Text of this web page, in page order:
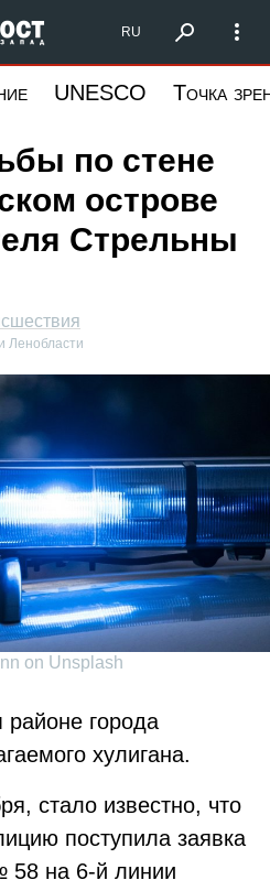
Северо-Запад
RU
UNESCO Точка
по стене
острове
Стрельны
Ленобласти
on Unsplash
районе города
хулигана.
стало известно, что
поступила заявка
58 на 6-й линии